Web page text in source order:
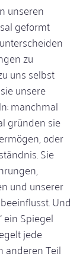
unseren
geformt
zu
uns selbst
unsere
manchmal
gründen sie
oder
Sie
und unserer
Und
ein Spiegel
jede
anderen Teil